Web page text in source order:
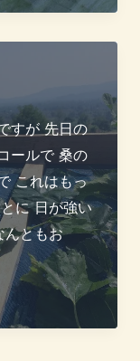
すが 先日の
ールで 桑の
これはもっ
に 日が強い
んともお